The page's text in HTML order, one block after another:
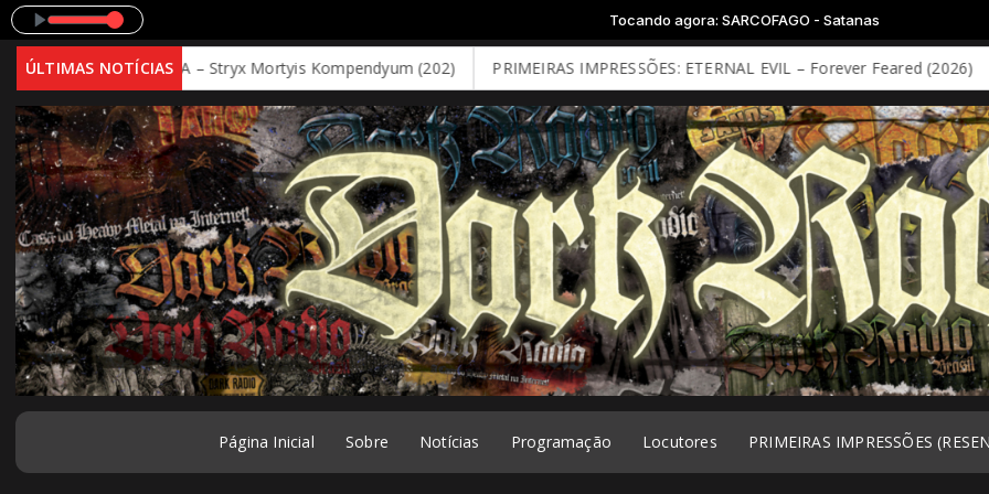
Tocando agora: SARCOFAGO - Satanas
ÚLTIMAS NOTÍCIAS
STREGA – Stryx Mortyis Kompendyum (202) PRIMEIRAS IMPRESSÕES: ETERNAL EVIL – Forever Feared (2026)
Página Inicial Sobre Notícias Programação Locutores PRIMEIRAS IMPRESSÕES